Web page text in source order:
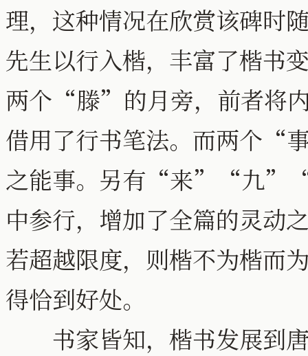
理，这种情况在欣赏该碑时
先生以行入楷，丰富了楷书
两个“滕”的月旁，前者将
借用了行书笔法。而两个“
之能事。另有“来”“九”“
中参行，增加了全篇的灵动
若超越限度，则楷不为楷而
得恰到好处。
书家皆知，楷书发展到唐